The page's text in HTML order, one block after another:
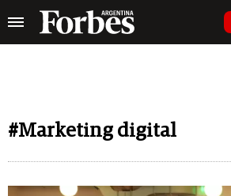
#Marketing digital